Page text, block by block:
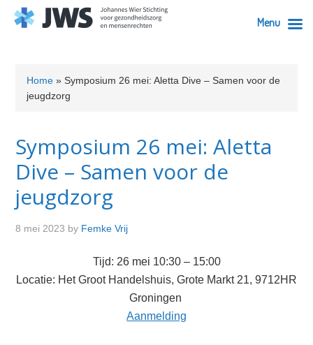
primary
navigation
content
primary
sidebar
footer
Home » Symposium 26 mei: Aletta Dive – Samen voor de
jeugdzorg
Symposium 26 mei: Aletta
Dive – Samen voor de
jeugdzorg
8 mei 2023 by Femke Vrij
Tijd: 26 mei 10:30 – 15:00
Locatie: Het Groot Handelshuis, Grote Markt 21, 9712HR
Groningen
Aanmelding
Menu